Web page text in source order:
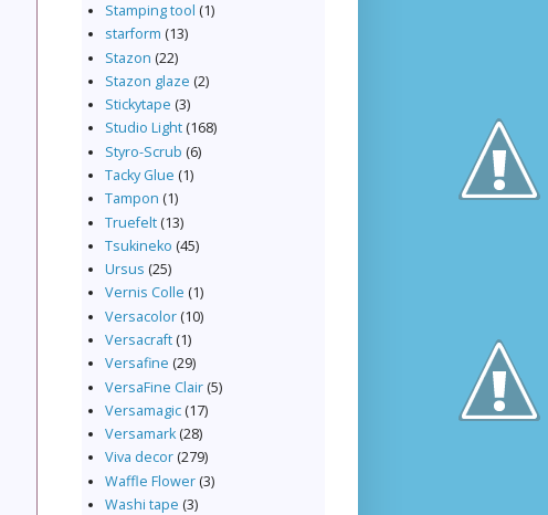
Stamping tool (1)
starform (13)
Stazon (22)
Stazon glaze (2)
Stickytape (3)
Studio Light (168)
Styro-Scrub (6)
Tacky Glue (1)
Tampon (1)
Truefelt (13)
Tsukineko (45)
Ursus (25)
Vernis Colle (1)
Versacolor (10)
Versacraft (1)
Versafine (29)
VersaFine Clair (5)
Versamagic (17)
Versamark (28)
Viva decor (279)
Waffle Flower (3)
Washi tape (3)